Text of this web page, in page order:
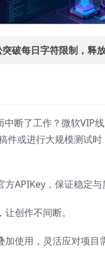
破每日字符限制，释
断了工作？微软VIP
件或进行大规模测试
APIKey，保证稳定与
创作不间断。
使用，灵活应对项目